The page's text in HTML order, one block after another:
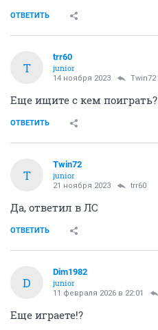
ОТВЕТИТЬ
T
trr60
junior
14 ноября 2023 Twin72
Еще ищите с кем поиграть?
ОТВЕТИТЬ
T
Twin72
junior
21 ноября 2023 trr60
Да, ответил в ЛС
ОТВЕТИТЬ
D
Dim1982
junior
11 февраля 2026 в 22:01
Еще играете!?